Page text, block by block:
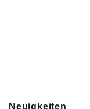
Neuigkeiten